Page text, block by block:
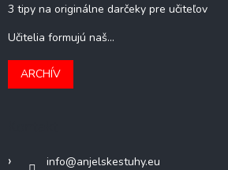
3 tipy na originálne darčeky pre učiteľov
Učitelia formujú naš...
ARCHÍV
info@anjelskestuhy.eu